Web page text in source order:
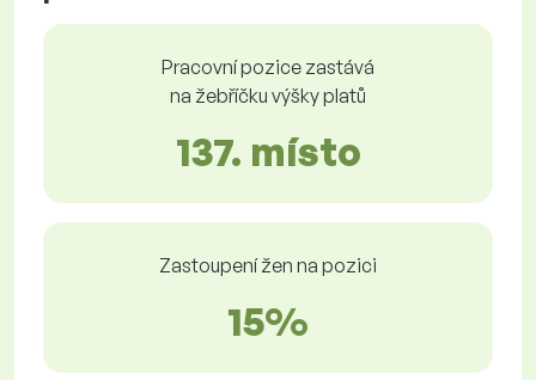
Pracovní pozice zastává
na žebříčku výšky platů
137. místo
Zastoupení žen na pozici
15%